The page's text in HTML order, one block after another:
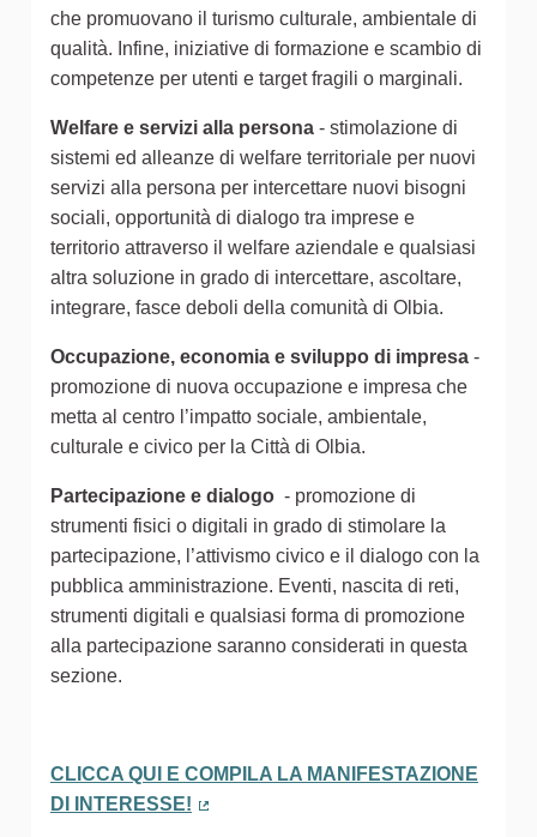
che promuovano il turismo culturale, ambientale di
qualità. Infine, iniziative di formazione e scambio di
competenze per utenti e target fragili o marginali.
Welfare e servizi alla persona - stimolazione di
sistemi ed alleanze di welfare territoriale per nuovi
servizi alla persona per intercettare nuovi bisogni
sociali, opportunità di dialogo tra imprese e
territorio attraverso il welfare aziendale e qualsiasi
altra soluzione in grado di intercettare, ascoltare,
integrare, fasce deboli della comunità di Olbia.
Occupazione, economia e sviluppo di impresa -
promozione di nuova occupazione e impresa che
metta al centro l’impatto sociale, ambientale,
culturale e civico per la Città di Olbia.
Partecipazione e dialogo - promozione di
strumenti fisici o digitali in grado di stimolare la
partecipazione, l’attivismo civico e il dialogo con la
pubblica amministrazione. Eventi, nascita di reti,
strumenti digitali e qualsiasi forma di promozione
alla partecipazione saranno considerati in questa
sezione.
CLICCA QUI E COMPILA LA MANIFESTAZIONE
DI INTERESSE!